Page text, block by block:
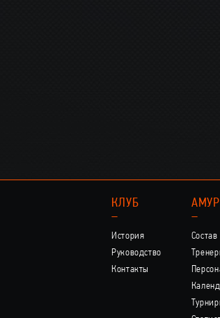
КЛУБ
–
История
Руководство
Контакты
АМУР
–
Состав